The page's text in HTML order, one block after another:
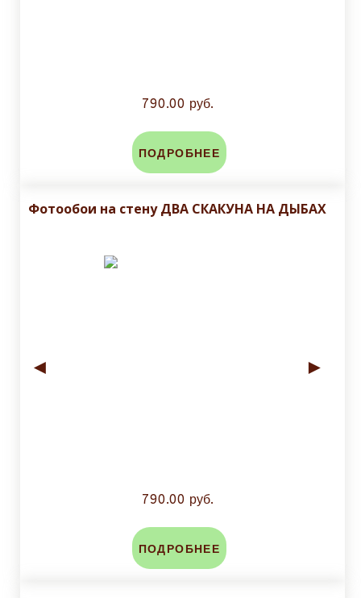
790.00 руб.
ПОДРОБНЕЕ
Фотообои на стену ДВА СКАКУНА НА ДЫБАХ
◄ ►
790.00 руб.
ПОДРОБНЕЕ